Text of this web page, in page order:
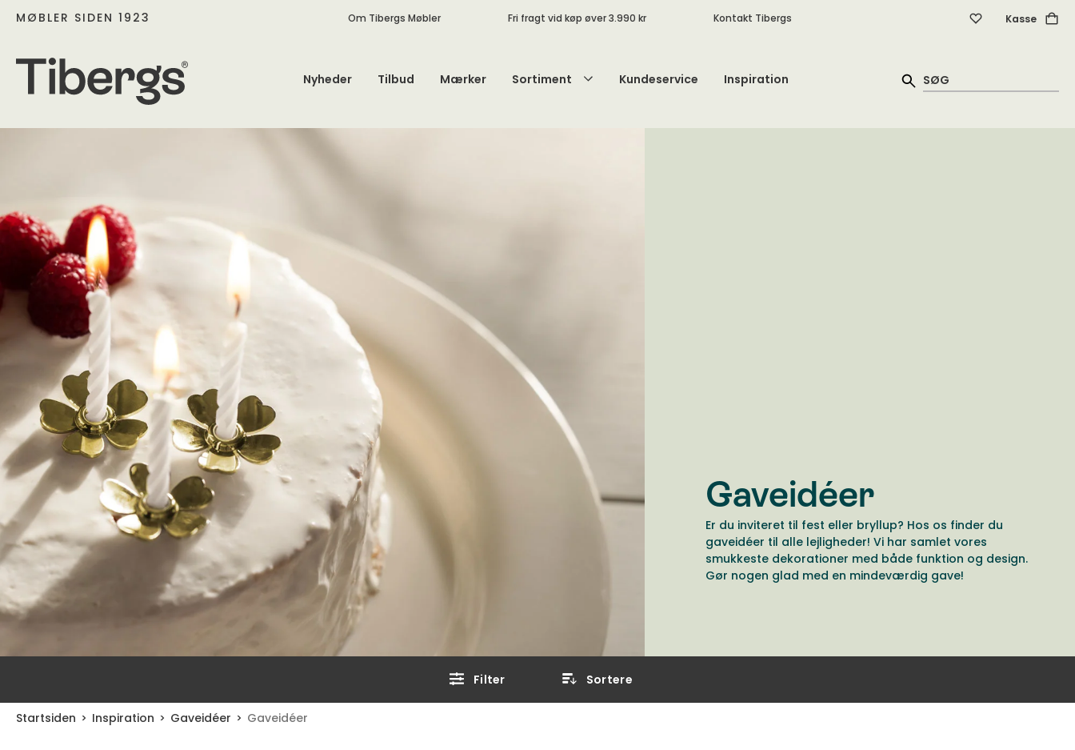
MØBLER SIDEN 1923 Om Tibergs Møbler Fri fragt vid køp øver 3.990 kr Kontakt Tibergs Kasse
Nyheder Tilbud Mærker Sortiment Kundeservice Inspiration
Gaveidéer
Er du inviteret til fest eller bryllup? Hos os finder du
gaveidéer til alle lejligheder! Vi har samlet vores
smukkeste dekorationer med både funktion og design.
Gør nogen glad med en mindeværdig gave!
Filter Sortere
Startsiden Inspiration Gaveidéer Gaveidéer